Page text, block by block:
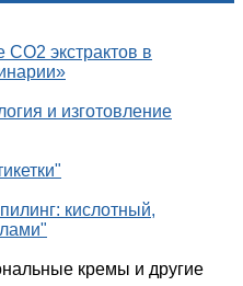
СО2 экстрактов в
и изготовление
кислотный,
кремы и другие